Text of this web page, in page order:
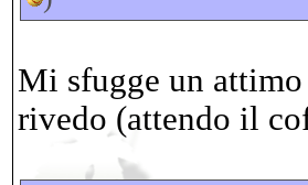
Mi sfugge un
rivedo (attendo il